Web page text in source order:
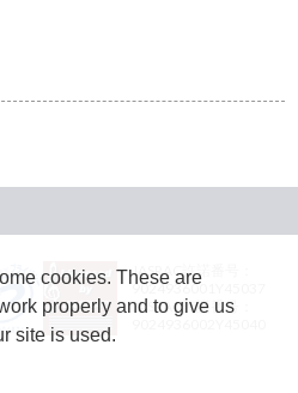
JASRAC許諾番号：
9024936001Y45037
JASRAC許諾番号：
cookies. These are
properly and to give us
site is used.